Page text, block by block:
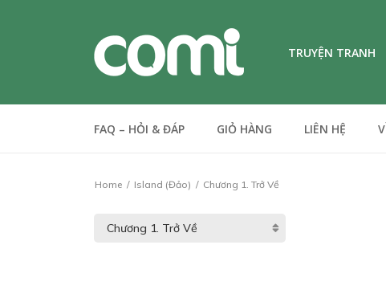
TRUYỆN TRANH
FAQ – HỎI & ĐÁP GIỎ HÀNG LIÊN HỆ
Home Island (Đảo) Chương 1. Trở Về